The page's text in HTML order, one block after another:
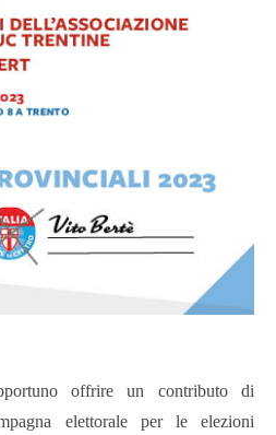
offrire un contributo di
elettorale per le elezioni